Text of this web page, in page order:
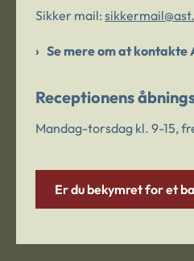
Sikker mail:
Se mere om at kontakte
Receptionens
Mandag-torsdag kl. 9-15,
Er du bekymret for et